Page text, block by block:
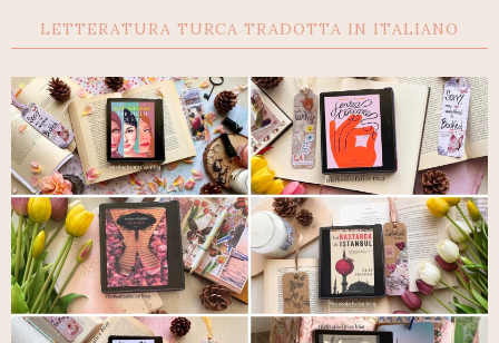
LETTERATURA TURCA TRADOTTA IN ITALIANO